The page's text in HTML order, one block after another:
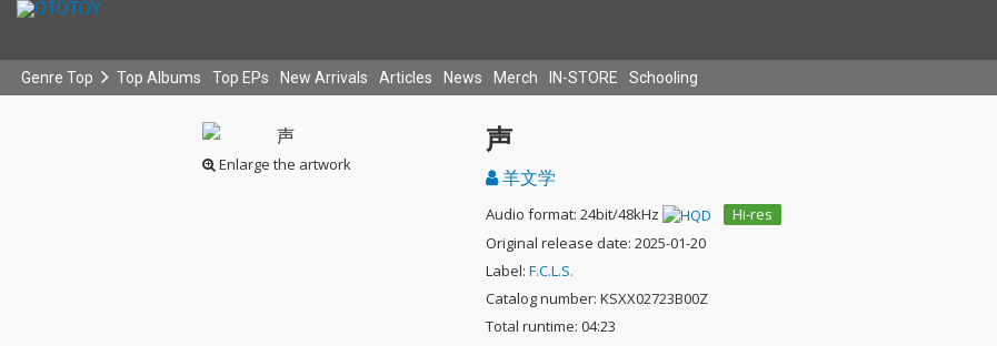
Genre Top Top Albums Top EPs New Arrivals Articles News Merch IN-STORE Schooling
Enlarge the artwork
声
羊文学
Audio format: 24bit/48kHz
Hi-res
Original release date: 2025-01-20
Label: F.C.L.S.
Catalog number: KSXX02723B00Z
Total runtime: 04:23